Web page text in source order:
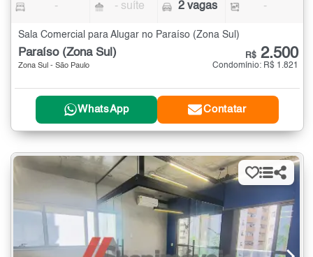
- - suíte 2 vagas -
Sala Comercial para Alugar no Paraíso (Zona Sul)
Paraíso (Zona Sul)
Zona Sul - São Paulo
R$ 2.500
Condomínio: R$ 1.821
WhatsApp Contatar